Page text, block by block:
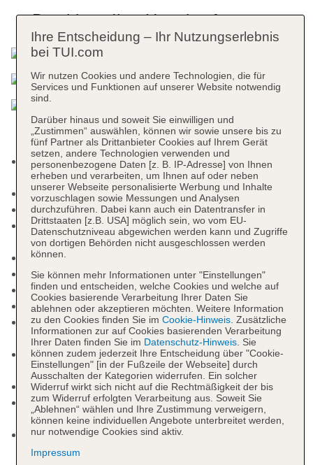
Das bietet Ihre Unterkunft
Kurtaxe/Ökotaxe/Touristensteuer zahlbar vor Ort:
pro Tag ca. 0.7 EUR
Check-in Zeit ab 16:00 Uhr
Check-out Zeit bis 11:00 Uhr
Rezeption: täglich 24 Stunden, Sprachen:
deutsch, englisch, polnisch
Lift
Gemeinschaftslounge/TV-Bereich
Sonnenterrasse
Pools: 2
Aquapark „Aquapark“: Indoor, Outdoor, beheizbar,
Wasserrutsche
Kinderpool „Kinderpool“: Outdoor, beheizbar,
Wasserrutsche
Whirlpool „Whirlpool im Aquapark“
Internet: WLAN/WiFi, im gesamten Hotel
(Anlage): ohne Gebühr
Zahlungsarten: TUI Card / VISA, MasterCard, EC
Karte/Maestro
Ihre Entscheidung – Ihr Nutzungserlebnis
bei TUI.com
Wir nutzen Cookies und andere Technologien, die für
Services und Funktionen auf unserer Website notwendig
sind.
Darüber hinaus und soweit Sie einwilligen und
„Zustimmen“ auswählen, können wir sowie unsere bis zu
fünf Partner als Drittanbieter Cookies auf Ihrem Gerät
setzen, andere Technologien verwenden und
personenbezogene Daten [z. B. IP-Adresse] von Ihnen
erheben und verarbeiten, um Ihnen auf oder neben
unserer Webseite personalisierte Werbung und Inhalte
vorzuschlagen sowie Messungen und Analysen
durchzuführen. Dabei kann auch ein Datentransfer in
Drittstaaten [z.B. USA] möglich sein, wo vom EU-
Datenschutzniveau abgewichen werden kann und Zugriffe
von dortigen Behörden nicht ausgeschlossen werden
können.
Sie können mehr Informationen unter "Einstellungen"
finden und entscheiden, welche Cookies und welche auf
Cookies basierende Verarbeitung Ihrer Daten Sie
ablehnen oder akzeptieren möchten. Weitere Information
zu den Cookies finden Sie im Cookie-Hinweis. Zusätzliche
Informationen zur auf Cookies basierenden Verarbeitung
Ihrer Daten finden Sie im Datenschutz-Hinweis. Sie
können zudem jederzeit Ihre Entscheidung über "Cookie-
Einstellungen" [in der Fußzeile der Webseite] durch
Ausschalten der Kategorien widerrufen. Ein solcher
Widerruf wirkt sich nicht auf die Rechtmäßigkeit der bis
zum Widerruf erfolgten Verarbeitung aus. Soweit Sie
„Ablehnen“ wählen und Ihre Zustimmung verweigern,
können keine individuellen Angebote unterbreitet werden,
nur notwendige Cookies sind aktiv.
Impressum